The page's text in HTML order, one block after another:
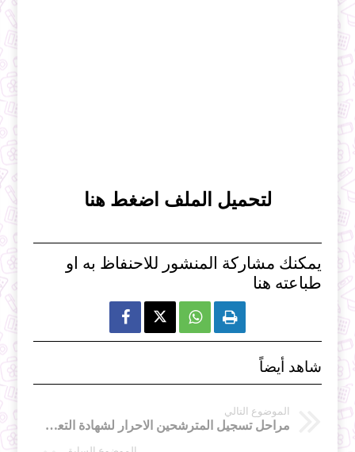
لتحميل الملف اضغط هنا
يمكنك مشاركة المنشور للاحنفاظ به او
طباعته هنا
  
شاهد أيضاً
الموضوع التالي
مراحل تسجيل المترشحين الاحرار لشهادة التعليم المتوسط